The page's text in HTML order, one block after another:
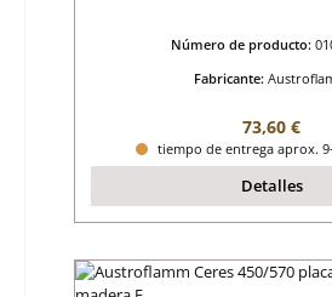
Número de producto:
Fabricante:
Precio
73,60 €
tiempo de entrega aprox.
Detalles